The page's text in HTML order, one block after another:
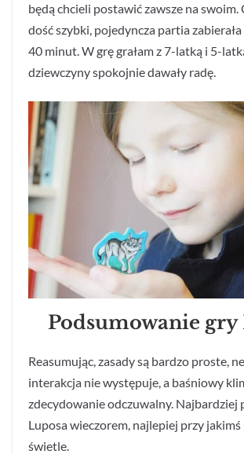
będą chcieli postawić zawsze na swoim.
dość szybki, pojedyncza partia
40 minut. W grę grałam z 7-latką i 5-
dziewczyny spokojnie dawały radę.
Podsumowanie gry
Reasumując, zasady są bardzo proste,
interakcja nie występuje, a baśniowy
zdecydowanie odczuwalny. Najbardziej
Luposa wieczorem, najlepiej przy
świetle.